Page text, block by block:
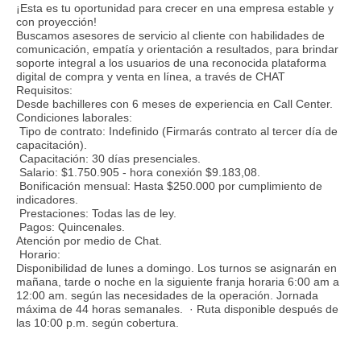
¡Esta es tu oportunidad para crecer en una empresa estable y
con proyección!
Buscamos asesores de servicio al cliente con habilidades de
comunicación, empatía y orientación a resultados, para brindar
soporte integral a los usuarios de una reconocida plataforma
digital de compra y venta en línea, a través de CHAT
Requisitos:
Desde bachilleres con 6 meses de experiencia en Call Center.
Condiciones laborales:
Tipo de contrato: Indefinido (Firmarás contrato al tercer día de
capacitación).
Capacitación: 30 días presenciales.
Salario: $1.750.905 - hora conexión $9.183,08.
Bonificación mensual: Hasta $250.000 por cumplimiento de
indicadores.
Prestaciones: Todas las de ley.
Pagos: Quincenales.
Atención por medio de Chat.
Horario:
Disponibilidad de lunes a domingo. Los turnos se asignarán en
mañana, tarde o noche en la siguiente franja horaria 6:00 am a
12:00 am. según las necesidades de la operación. Jornada
máxima de 44 horas semanales. · Ruta disponible después de
las 10:00 p.m. según cobertura.